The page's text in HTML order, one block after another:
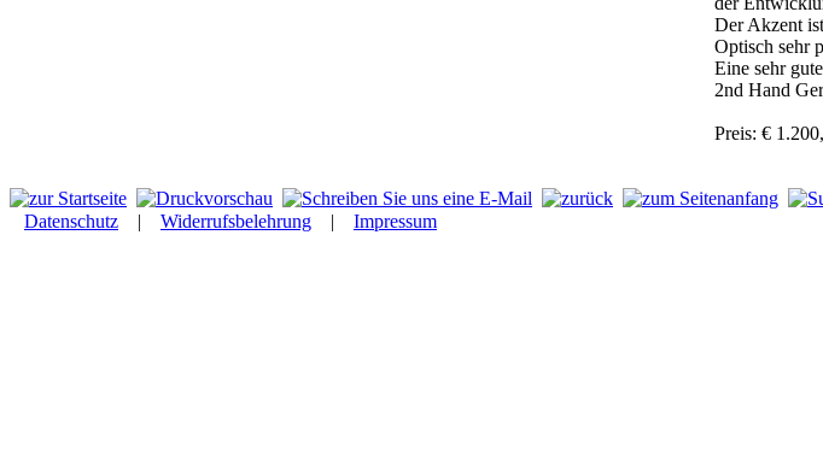
Der Akzent
Optisch sehr
Eine sehr
2nd Hand
Preis: €
Datenschutz | Widerrufsbelehrung | Impressum